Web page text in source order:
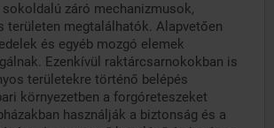
záró mechanizmusok,
területen megtalálhatók. Alapvetően
és egyéb mozgó elemek
Ezenkívül raktárcsarnokokban is
területekre történő belépés
környezetben a forgóreteszeket
használják a biztonság és a